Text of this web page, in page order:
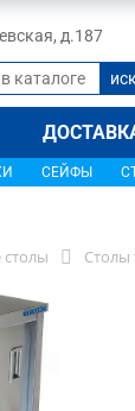
д.187
СЕЙФЫ